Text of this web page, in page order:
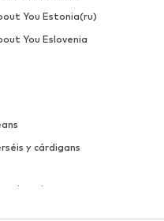
y cárdigans
interior
You Estonia(ru)
You Eslovenia